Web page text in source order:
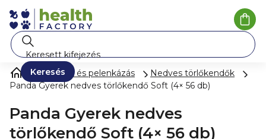
tartalomhoz
Keresés
Pelenkák és pelenkázás
Nedves törlőkendők
Panda Gyerek nedves törlőkendő Soft (4× 56 db)
Panda Gyerek nedves
törlőkendő Soft (4× 56 db)